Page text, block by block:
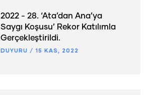
2022 - 28. ‘Ata’dan Ana’ya
Saygı Koşusu’ Rekor Katılımla
Gerçekleştirildi.
DUYURU / 15 KAS, 2022